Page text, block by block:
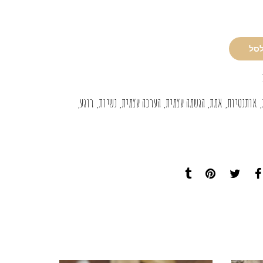
אותנטיות אמת הגשמה עצמית הערכה עצמית נשיות רוגע